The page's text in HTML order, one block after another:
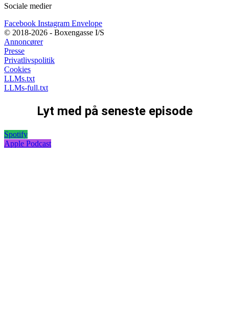
Sociale medier
Facebook Instagram Envelope
© 2018-2026 - Boxengasse I/S
Annoncører
Presse
Privatlivspolitik
Cookies
LLMs.txt
LLMs-full.txt
Lyt med på seneste episode
Spotify
Apple Podcast